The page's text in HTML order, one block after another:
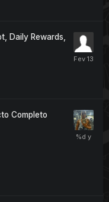
Daily Rewards,
Completo